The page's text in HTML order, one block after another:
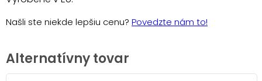
Našli ste niekde lepšiu cenu? Povedzte nám to!
Alternatívny tovar